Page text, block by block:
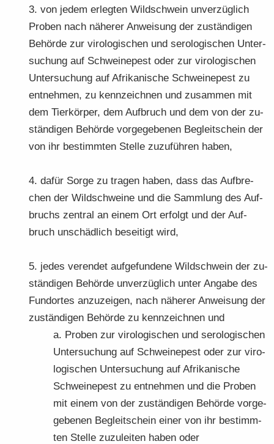
3. von jedem er­leg­ten Wild­schwein un­ver­züg­lich
Pro­ben nach nä­he­rer An­wei­sung der zu­stän­di­gen
Be­hör­de zur vi­ro­lo­gi­schen und se­ro­lo­gi­schen Un­ter­
su­chung auf Schwei­ne­pest oder zur vi­ro­lo­gi­schen
Un­ter­su­chung auf Afri­ka­ni­sche Schwei­ne­pest zu
ent­neh­men, zu kenn­zeich­nen und zu­sam­men mit
dem Tier­kör­per, dem Auf­bruch und dem von der zu­
stän­di­gen Be­hör­de vor­ge­ge­be­nen Be­gleit­schein der
von ihr be­stimm­ten Stel­le zu­zu­füh­ren haben,
4. dafür Sorge zu tra­gen haben, dass das Auf­bre­
chen der Wild­schwei­ne und die Samm­lung des Auf­
bruchs zen­tral an einem Ort er­folgt und der Auf­
bruch un­schäd­lich be­sei­tigt wird,
5. jedes ver­en­det auf­ge­fun­de­ne Wild­schwein der zu­
stän­di­gen Be­hör­de un­ver­züg­lich unter An­ga­be des
Fund­or­tes an­zu­zei­gen, nach nä­he­rer An­wei­sung der
zu­stän­di­gen Be­hör­de zu kenn­zeich­nen und
a. Pro­ben zur vi­ro­lo­gi­schen und se­ro­lo­gi­schen
Un­ter­su­chung auf Schwei­ne­pest oder zur vi­ro­
lo­gi­schen Un­ter­su­chung auf Afri­ka­ni­sche
Schwei­ne­pest zu ent­neh­men und die Pro­ben
mit einem von der zu­stän­di­gen Be­hör­de vor­ge­
ge­be­nen Be­gleit­schein einer von ihr be­stimm­
ten Stel­le zu­zu­lei­ten haben oder